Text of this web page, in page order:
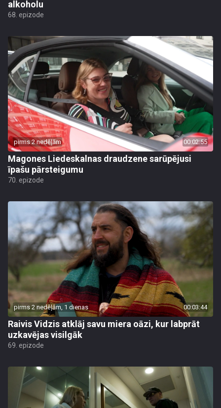
alkoholu
68. epizode
pirms 2 nedēļām 00:02:55
Magones Liedeskalnas draudzene sarūpējusi
īpašu pārsteigumu
70. epizode
pirms 2 nedēļām, 1 dienas 00:03:44
Raivis Vidzis atklāj savu miera oāzi, kur labprāt
uzkavējas visilgāk
69. epizode